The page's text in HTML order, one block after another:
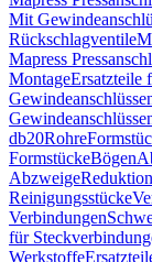
Mit
Rückschlagventile
Mapress
MontageErsatzteile
db20Rohre
FormstückeBögen
Abzweige
Reinigungsstücke
Verbindungen
für
Werkstoffe